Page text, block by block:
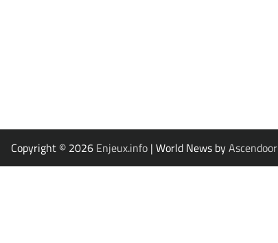
Copyright © 2026 Enjeux.info| World News byAscendoor